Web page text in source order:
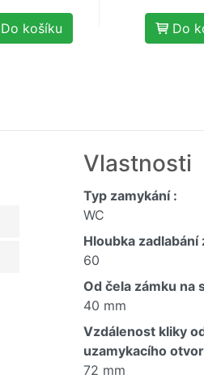
košíku Do
Vlastnosti
Typ zamykání :
WC
Hloubka zadlabání
60
Od čela zámku na
40 mm
Vzdálenost kliky
uzamykacího
72 mm